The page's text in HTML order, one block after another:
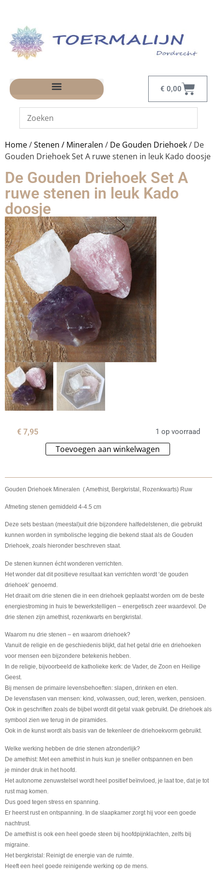
€ 0,00
Home/Stenen / Mineralen / De Gouden Driehoek/ De
Gouden Driehoek Set A ruwe stenen in leuk Kado doosje
De Gouden Driehoek Set A
ruwe stenen in leuk Kado
doosje
€ 7,95 1 op voorraad
Toevoegen aan winkelwagen
Gouden Driehoek Mineralen ( Amethist, Bergkristal, Rozenkwarts) Ruw
Afmeting stenen gemiddeld 4-4.5 cm
Deze sets bestaan (meestal)uit drie bijzondere halfedelstenen, die gebruikt
kunnen worden in symbolische legging die bekend staat als de Gouden
Driehoek, zoals hieronder beschreven staat.
De stenen kunnen écht wonderen verrichten.
Het wonder dat dit positieve resultaat kan verrichten wordt ‘de gouden
driehoek’ genoemd.
Het draait om drie stenen die in een driehoek geplaatst worden om de beste
energiestroming in huis te bewerkstelligen – energetisch zeer waardevol. De
drie stenen zijn amethist, rozenkwarts en bergkristal.
Waarom nu drie stenen – en waarom driehoek?
Vanuit de religie en de geschiedenis blijkt, dat het getal drie en driehoeken
voor mensen een bijzondere betekenis hebben.
In de religie, bijvoorbeeld de katholieke kerk: de Vader, de Zoon en Heilige
Geest.
Bij mensen de primaire levensbehoeften: slapen, drinken en eten.
De levensfasen van mensen: kind, volwassen, oud; leren, werken, pensioen.
Ook in geschriften zoals de bijbel wordt dit getal vaak gebruikt. De driehoek als
symbool zien we terug in de piramides.
Ook in de kunst wordt als basis van de tekenleer de driehoekvorm gebruikt.
Welke werking hebben de drie stenen afzonderlijk?
De amethist: Met een amethist in huis kun je sneller ontspannen en ben
je minder druk in het hoofd.
Het autonome zenuwstelsel wordt heel positief beïnvloed, je laat toe, dat je tot
rust mag komen.
Dus goed tegen stress en spanning.
Er heerst rust en ontspanning. In de slaapkamer zorgt hij voor een goede
nachtrust.
De amethist is ook een heel goede steen bij hoofdpijnklachten, zelfs bij
migraine.
Het bergkristal: Reinigt de energie van de ruimte.
Heeft een heel goede reinigende werking op de mens.